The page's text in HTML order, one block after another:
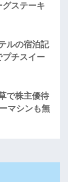
ステーキ
ルの宿泊記
プチスイー
で株主優待
マシンも無